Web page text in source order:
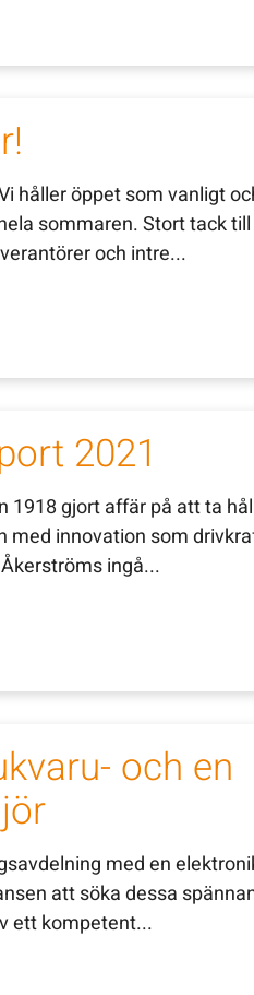
håller öppet som vanligt
sommaren. Stort tack
och intre...
2021
1918 gjort affär på att ta
med innovation som
ingå...
och en
med en
att söka dessa
ett kompetent...